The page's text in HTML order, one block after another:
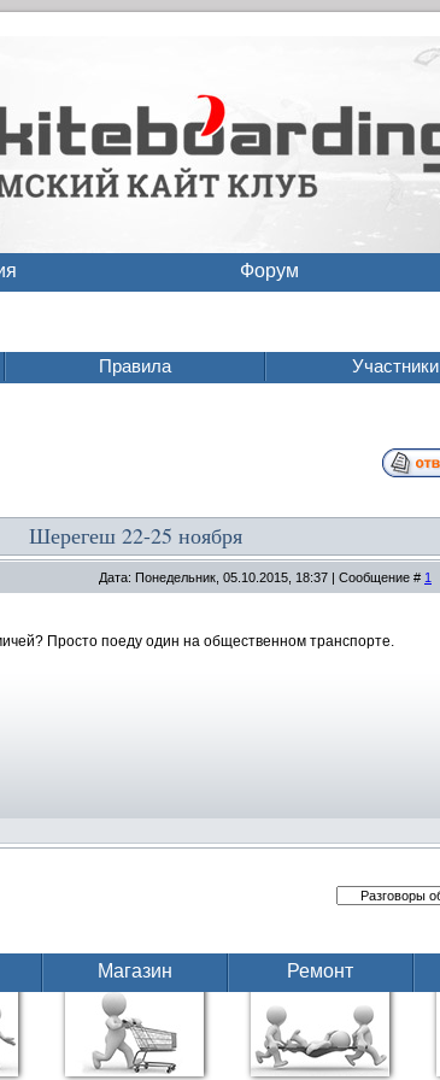
Форум
Правила Участники
Шерегеш 22-25 ноября
Дата: Понедельник, 05.10.2015, 18:37 | Сообщение # 1
Просто поеду один на общественном транспорте.
Магазин Ремонт